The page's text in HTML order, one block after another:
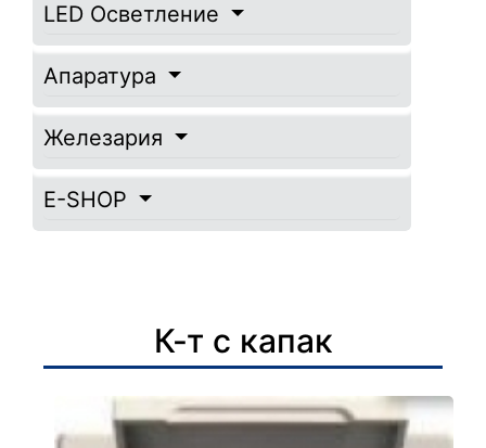
LED Осветление
Апаратура
Железария
E-SHOP
К-т с капак